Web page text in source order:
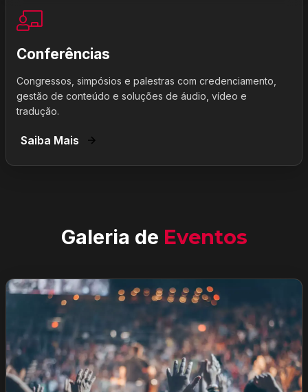
Conferências
Congressos, simpósios e palestras com credenciamento,
gestão de conteúdo e soluções de áudio, vídeo e
tradução.
Saiba Mais
Galeria de Eventos